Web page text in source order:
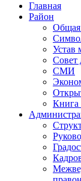
Главная
Район
Устав
Совет
СМИ
Книга